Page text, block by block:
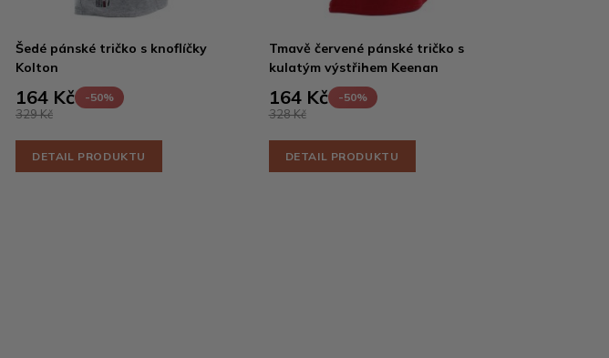
Šedé pánské tričko s knoflíčky
Kolton
164 Kč -50%
329 Kč
DETAIL PRODUKTU
Tmavě červené pánské tričko s
kulatým výstřihem Keenan
164 Kč -50%
328 Kč
DETAIL PRODUKTU